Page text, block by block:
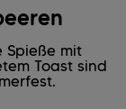
Spieße mit
Toast sind